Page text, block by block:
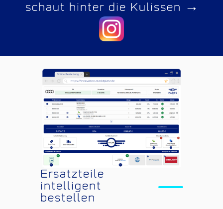
schaut hinter die Kulissen
→
Ersatzteile
intelligent
bestellen